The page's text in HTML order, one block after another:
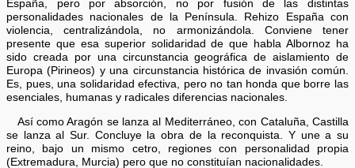
España, pero por absorción, no por fusión de las distintas
personalidades nacionales de la Península. Rehizo España con
violencia, centralizándola, no armonizándola. Conviene tener
presente que esa superior solidaridad de que habla Albornoz ha
sido creada por una circunstancia geográfica de aislamiento de
Europa (Pirineos) y una circunstancia histórica de invasión común.
Es, pues, una solidaridad efectiva, pero no tan honda que borre las
esenciales, humanas y radicales diferencias nacionales.
Así como Aragón se lanza al Mediterráneo, con Cataluña, Castilla
se lanza al Sur. Concluye la obra de la reconquista. Y une a su
reino, bajo un mismo cetro, regiones con personalidad propia
(Extremadura, Murcia) pero que no constituían nacionalidades.